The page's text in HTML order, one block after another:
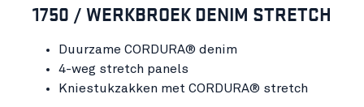
1750 / WERKBROEK DENIM STRETCH
Duurzame CORDURA® denim
4-weg stretch panels
Kniestukzakken met CORDURA® stretch